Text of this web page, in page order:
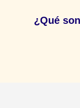
¿Qué